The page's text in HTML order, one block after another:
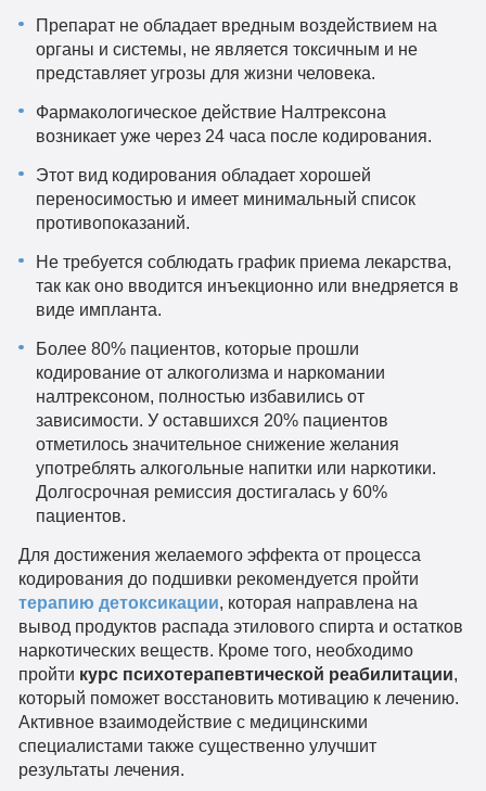
Препарат не обладает вредным воздействием на
органы и системы, не является токсичным и не
представляет угрозы для жизни человека.
Фармакологическое действие Налтрексона
возникает уже через 24 часа после кодирования.
Этот вид кодирования обладает хорошей
переносимостью и имеет минимальный список
противопоказаний.
Не требуется соблюдать график приема лекарства,
так как оно вводится инъекционно или внедряется в
виде импланта.
Более 80% пациентов, которые прошли
кодирование от алкоголизма и наркомании
налтрексоном, полностью избавились от
зависимости. У оставшихся 20% пациентов
отметилось значительное снижение желания
употреблять алкогольные напитки или наркотики.
Долгосрочная ремиссия достигалась у 60%
пациентов.
Для достижения желаемого эффекта от процесса
кодирования до подшивки рекомендуется пройти
терапию детоксикации , которая направлена на
вывод продуктов распада этилового спирта и остатков
наркотических веществ. Кроме того, необходимо
пройти курс психотерапевтической реабилитации
который поможет восстановить мотивацию к лечению.
Активное взаимодействие с медицинскими
специалистами также существенно улучшит
результаты лечения.